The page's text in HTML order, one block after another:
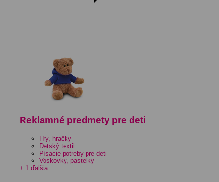
Reklamné predmety pre deti
Hry, hračky
Detský textil
Písacie potreby pre deti
Voskovky, pastelky
+ 1 ďalšia